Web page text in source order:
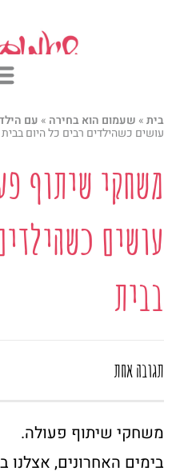
בית» שעמום הוא בחירה » עם
עושים כשהילדים רבים כל היום בבית
משחקי שיתוף
עושים
בבית
תגובה אחת
משחקי שיתוף פעולה.
בימים האחרונים, אצלנו